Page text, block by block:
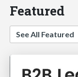
Featured
See All Featured